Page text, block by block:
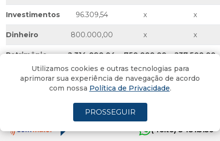
Investimentos 96.309,54 x x
Dinheiro 800.000,00 x x
Patrimônio 2.314.090,04 750.000,00 237.500,00
Tags: eleicoes2024
MESMO COM IMPOSTO, prêmio de
Rebeca Andrade gera quase R$ 5
(4oito) 3431.5150
Utilizamos cookies e outras tecnologias para
aprimorar sua experiência de navegação de acordo
com nossa Política de Privacidade.
PROSSEGUIR